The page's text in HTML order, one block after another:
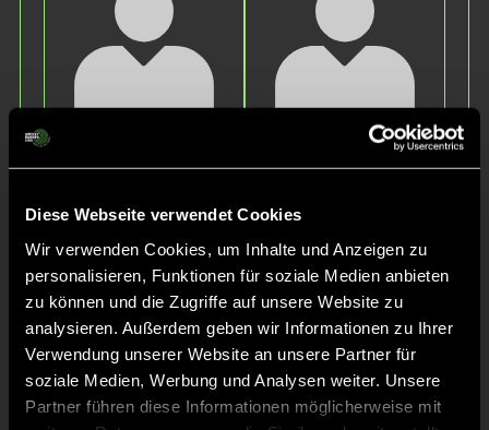
Diese Webseite verwendet Cookies
Wir verwenden Cookies, um Inhalte und Anzeigen zu
personalisieren, Funktionen für soziale Medien anbieten
zu können und die Zugriffe auf unsere Website zu
analysieren. Außerdem geben wir Informationen zu Ihrer
Verwendung unserer Website an unsere Partner für
soziale Medien, Werbung und Analysen weiter. Unsere
Partner führen diese Informationen möglicherweise mit
Insa Marijoke
Amalia
Sophie